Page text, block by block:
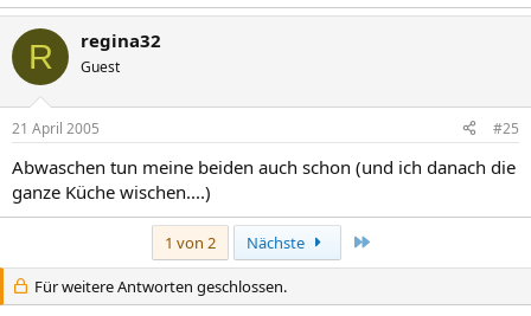
R regina32
Guest
21 April 2005 #25
Abwaschen tun meine beiden auch schon (und ich danach die
ganze Küche wischen....)
1 von 2 Nächste
Für weitere Antworten geschlossen.